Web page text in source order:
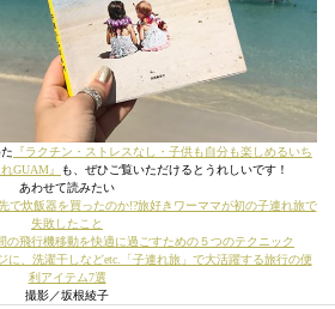
『ラクチン・ストレスなし・子供も自分も楽しめるいち
GUAM』
も、ぜひご覧いただけるとうれしいです！
あわせて読みたい
で炊飯器を買ったのか!?旅好きワーママが初の子連れ旅で
失敗したこと
の飛行機移動を快適に過ごすための５つのテクニック
に、洗濯干しなどetc.「子連れ旅」で大活躍する旅行の便
利アイテム7選
撮影／坂根綾子